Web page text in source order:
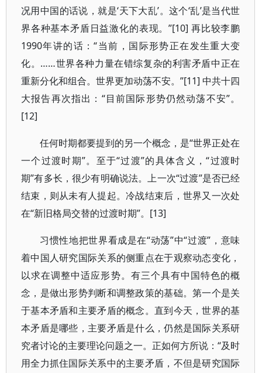
况用中国的话说，就是‘天下大乱’。这个‘乱’是当代世
界各种基本矛盾日益激化的表现。”[10] 再比较李鹏
1990年讲的话：“当前，国际形势正在发生重大变
化。……世界各种力量在错综复杂的利害矛盾中正在
重新分化和组合。世界更加动荡不安。”[11] 中共十四
大报告再次指出：“目前国际形势仍然动荡不安”。
[12]
任何时期都要提到的另一个概念，是“世界正处在
一个过渡时期”。至于“过渡”的具体含义，“过渡时
期”有多长，很少有明确说法。上一次“过渡”是否已经
结束，则从未有人提起。冷战结束后，世界又一次处
在“新旧格局交替的过渡时期”。[13]
习惯性地把世界看成是在“动荡”中“过渡”，意味
着中国人研究国际关系的侧重点在于观察动态变化，
以求在调整中适应形势。有三个具有中国特色的概
念，是做出形势判断和调整政策的基础。第一个是关
于基本矛盾和主要矛盾的概念。直到今天，世界的基
本矛盾是哪些，主要矛盾是什么，仍然是国际关系研
究者讨论的主要理论问题之一。正如何方所说：“及时
用全力抓住国际关系中的主要矛盾，不但是研究国际